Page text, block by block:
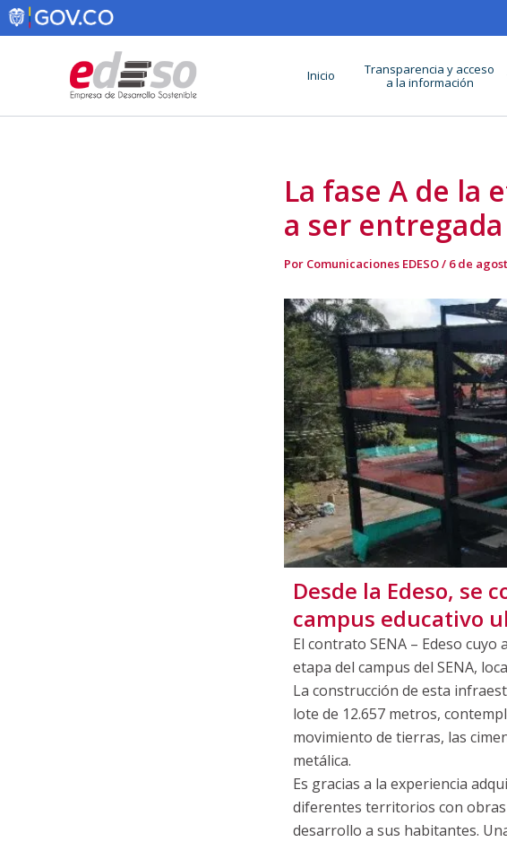
Ir
al
Inicio
Transparencia y acceso
a la información
La fase A de la
a ser entregada
Por Comunicaciones EDESO/ 6 de
Desde la Edeso, se
campus educativo
El contrato SENA – Edeso
etapa del campus del SENA,
La construcción de esta
lote de 12.657 metros,
movimiento de tierras, las
metálica.
Es gracias a la experiencia
diferentes territorios con
desarrollo a sus habitantes.